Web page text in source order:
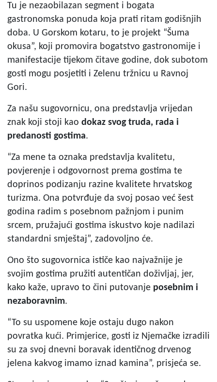
Tu je nezaobilazan segment i bogata
gastronomska ponuda koja prati ritam godišnjih
doba. U Gorskom kotaru, to je projekt “Šuma
okusa”, koji promovira bogatstvo gastronomije i
manifestacije tijekom čitave godine, dok subotom
gosti mogu posjetiti i Zelenu tržnicu u Ravnoj
Gori.
Za našu sugovornicu, ona predstavlja vrijedan
znak koji stoji kao dokaz svog truda, rada i
predanosti gostima.
“Za mene ta oznaka predstavlja kvalitetu,
povjerenje i odgovornost prema gostima te
doprinos podizanju razine kvalitete hrvatskog
turizma. Ona potvrđuje da svoj posao već šest
godina radim s posebnom pažnjom i punim
srcem, pružajući gostima iskustvo koje nadilazi
standardni smještaj”, zadovoljno će.
Ono što sugovornica ističe kao najvažnije je
svojim gostima pružiti autentičan doživljaj, jer,
kako kaže, upravo to čini putovanje posebnim i
nezaboravnim.
“To su uspomene koje ostaju dugo nakon
povratka kući. Primjerice, gosti iz Njemačke izradili
su za svoj dnevni boravak identičnog drvenog
jelena kakvog imamo iznad kamina”, prisjeća se.